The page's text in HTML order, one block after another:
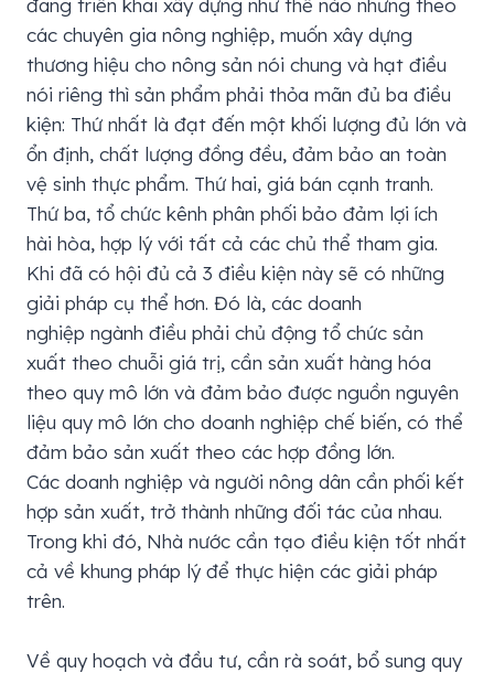
đang triển khai xây dựng như thế nào nhưng theo
các chuyên gia nông nghiệp, muốn xây dựng
thương hiệu cho nông sản nói chung và hạt điều
nói riêng thì sản phẩm phải thỏa mãn đủ ba điều
kiện: Thứ nhất là đạt đến một khối lượng đủ lớn và
ổn định, chất lượng đồng đều, đảm bảo an toàn
vệ sinh thực phẩm. Thứ hai, giá bán cạnh tranh.
Thứ ba, tổ chức kênh phân phối bảo đảm lợi ích
hài hòa, hợp lý với tất cả các chủ thể tham gia.
Khi đã có hội đủ cả 3 điều kiện này sẽ có những
giải pháp cụ thể hơn. Đó là, các doanh
nghiệp ngành điều phải chủ động tổ chức sản
xuất theo chuỗi giá trị, cần sản xuất hàng hóa
theo quy mô lớn và đảm bảo được nguồn nguyên
liệu quy mô lớn cho doanh nghiệp chế biến, có thể
đảm bảo sản xuất theo các hợp đồng lớn.
Các doanh nghiệp và người nông dân cần phối kết
hợp sản xuất, trở thành những đối tác của nhau.
Trong khi đó, Nhà nước cần tạo điều kiện tốt nhất
cả về khung pháp lý để thực hiện các giải pháp
trên.
Về quy hoạch và đầu tư, cần rà soát, bổ sung quy